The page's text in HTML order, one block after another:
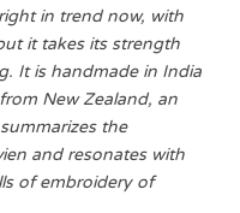
in trend now, with
it takes its strength
It is handmade in India
New Zealand, an
the
and resonates with
of embroidery of